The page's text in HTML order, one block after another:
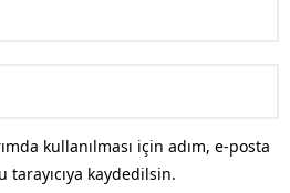
kullanılması için adım, e-posta
kaydedilsin.